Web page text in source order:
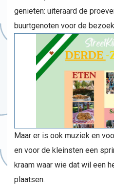
genieten: uiteraard de
buurtgenoten voor de
Maar er is ook muziek en
en voor de kleinsten een
kraam waar wie dat wil een
plaatsen.